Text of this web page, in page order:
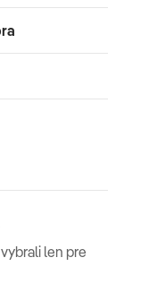
len pre